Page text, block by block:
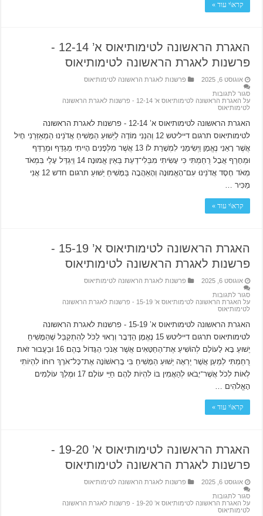
קרא\י עוד »
האגרת הראשונה לטימותיאוס א’ 12-14 ‫-
פרשנות לאגרת הראשונה לטימותיאוס
אוגוסט 6, 2025
פרשנות לאגרת הראשונה לטימותיאוס
סגור לתגובות
על האגרת הראשונה לטימותיאוס א’ 12-14 ‫- פרשנות לאגרת הראשונה
לטימותיאוס
האגרת הראשונה לטימותיאוס א’ 12-14 ‫- פרשנות לאגרת הראשונה
לטימותיאוס תרגום דייליטש 12 וְהִנְנִי מוֹדֶה לְיֵשׁוּעַ הַמָּשִׁיחַ אֲדֹנֵינוּ הַמְאַזְּרֵנִי חָיִל
אֲשֶׁר רָאַנִי נֶאֱמָן וַיְשִׂימֵנִי לִמְשָׁרֵת לוֹ׃ 13 אֲשֶׁר מִלְּפָנִים הָיִיתִי מְגַדֵּף וּמְרַדֵּף
וּמְחָרֵף אֲבָל רֻחַמְתִּי כִּי עָשִׂיתִי מִבְּלִי־דַעַת בְּאֵין אֱמוּנָה׃ 14 וַיִּגְדַּל עָלַי בִּמְאֹד
מְאֹד חֶסֶד אֲדֹנֵינוּ עִם־הָאֱמוּנָה וְהָאַהֲבָה בַּמָּשִׁיחַ יֵשׁוּעַ תרגום חדש 12 אֲנִי
מַכִּיר …
קרא\י עוד »
האגרת הראשונה לטימותיאוס א’ 15-19 ‫-
פרשנות לאגרת הראשונה לטימותיאוס
אוגוסט 6, 2025
פרשנות לאגרת הראשונה לטימותיאוס
סגור לתגובות
על האגרת הראשונה לטימותיאוס א’ 15-19 ‫- פרשנות לאגרת הראשונה
לטימותיאוס
האגרת הראשונה לטימותיאוס א’ 15-19 ‫- פרשנות לאגרת הראשונה
לטימותיאוס תרגום דייליטש 15 נֶאֱמָן הַדָּבָר וְרָאוּי לַכֹּל לְהִתְקַבֵּל שֶׁהַמָּשִׁיחַ
יֵשׁוּעַ בָּא לָעוֹלָם לְהוֹשִׁיעַ אֶת־הַחַטָּאִים אֲשֶׁר אָנֹכִי הַגָּדוֹל בָּהֶם׃ 16 וּבַעֲבוּר זֹאת
רֻחַמְתִּי לְמַעַן אֲשֶׁר יַרְאֶה יֵשׁוּעַ הַמָּשִׁיחַ בִּי בָרִאשׁוֹנָה אֶת־כָּל־אֹרֶךְ רוּחוֹ לִהְיוֹתִי
לְאוֹת לְכֹל אֲשֶׁר־יָבֹאוּ לְהַאֲמִין בּוֹ לִהְיוֹת לָהֶם חַיֵּי עוֹלָם׃ 17 וּמֶלֶךְ עוֹלָמִים
הָאֱלֹהִים …
קרא\י עוד »
האגרת הראשונה לטימותיאוס א’ 19-20 ‫-
פרשנות לאגרת הראשונה לטימותיאוס
אוגוסט 6, 2025
פרשנות לאגרת הראשונה לטימותיאוס
סגור לתגובות
על האגרת הראשונה לטימותיאוס א’ 19-20 ‫- פרשנות לאגרת הראשונה
לטימותיאוס